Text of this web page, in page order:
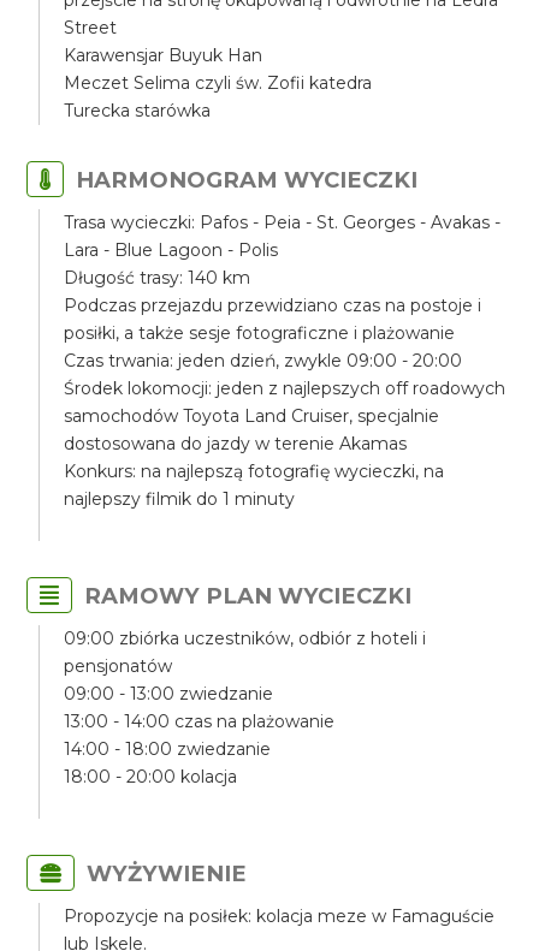
Street
Karawensjar Buyuk Han
Meczet Selima czyli św. Zofii katedra
Turecka starówka
HARMONOGRAM WYCIECZKI
Trasa wycieczki: Pafos - Peia - St. Georges - Avakas -
Lara - Blue Lagoon - Polis
Długość trasy: 140 km
Podczas przejazdu przewidziano czas na postoje i
posiłki, a także sesje fotograficzne i plażowanie
Czas trwania: jeden dzień, zwykle 09:00 - 20:00
Środek lokomocji: jeden z najlepszych off roadowych
samochodów Toyota Land Cruiser, specjalnie
dostosowana do jazdy w terenie Akamas
Konkurs: na najlepszą fotografię wycieczki, na
najlepszy filmik do 1 minuty
RAMOWY PLAN WYCIECZKI
09:00 zbiórka uczestników, odbiór z hoteli i
pensjonatów
09:00 - 13:00 zwiedzanie
13:00 - 14:00 czas na plażowanie
14:00 - 18:00 zwiedzanie
18:00 - 20:00 kolacja
WYŻYWIENIE
Propozycje na posiłek: kolacja meze w Famaguście
lub Iskele.